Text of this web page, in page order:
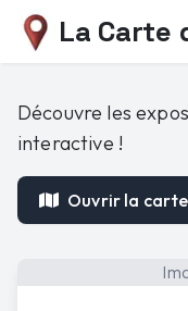
La Carte
Découvre les
interactive !
Ouvrir la carte